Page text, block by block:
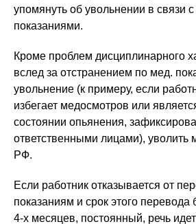
упомянуть об увольнении в связи
показаниями.
Кроме проблем дисциплинарного
вслед за отстранением по мед.
увольнение (к примеру, если
избегает медосмотров или
состоянии опьянения,
ответственными лицами), уволить
РФ.
Если работник отказывается от
показаниям и срок этого
4-х месяцев, постоянный, речь